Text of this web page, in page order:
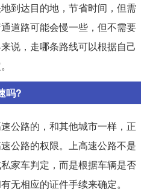
到达目的地，节省时间，但需
道路可能会慢一些，但不需要
说，走哪条路线可以根据自己
吗?
公路的，和其他城市一样，正
公路的权限。上高速公路不是
家车判定，而是根据车辆是否
无相应的证件手续来确定。